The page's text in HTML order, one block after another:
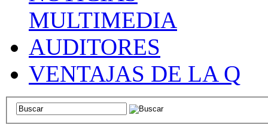
MULTIMEDIA
AUDITORES
VENTAJAS DE LA Q